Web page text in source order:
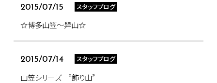
2015/07/15 スタッフブログ
☆博多山笠～舁山☆
2015/07/14 スタッフブログ
山笠シリーズ ”飾り山”